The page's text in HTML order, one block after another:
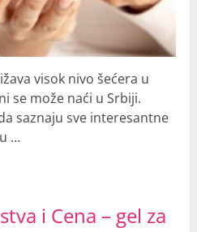
visok nivo šećera u
se može naći u Srbiji.
saznaju sve interesantne
…
i Cena – gel za